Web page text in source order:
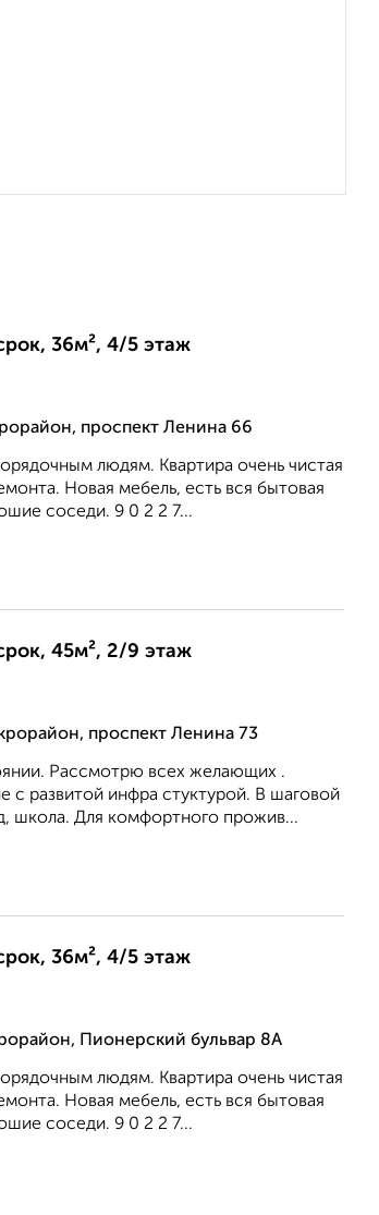
36м², 4/5 этаж
проспект Ленина 66
людям. Квартира очень чистая
Новая мебель, есть вся бытовая
соседи. 9 0 2 2 7...
45м², 2/9 этаж
проспект Ленина 73
Рассмотрю всех желающих .
с развитой инфра стуктурой. В шаговой
школа. Для комфортного прожив...
36м², 4/5 этаж
Пионерский бульвар 8А
людям. Квартира очень чистая
Новая мебель, есть вся бытовая
соседи. 9 0 2 2 7...